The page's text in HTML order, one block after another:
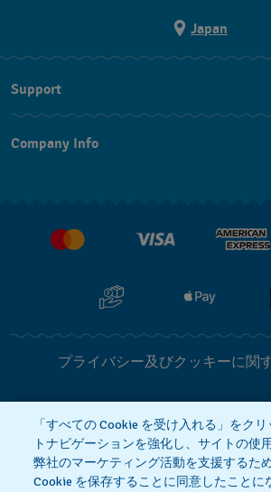
Japan
Support
よくあるご質問
Company Info
プライバシー及びクッキーに関
Cookie notice 利用
特定商取引に関する法律に基
「すべての Cookie を受け入れる」をク
トナビゲーションを強化し、サイトの使
弊社のマーケティング活動を支援するた
Cookie を保存することに同意したことに